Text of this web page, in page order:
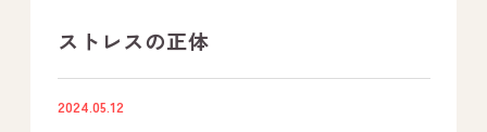
社内行事
ストレスの正体
2024.05.12